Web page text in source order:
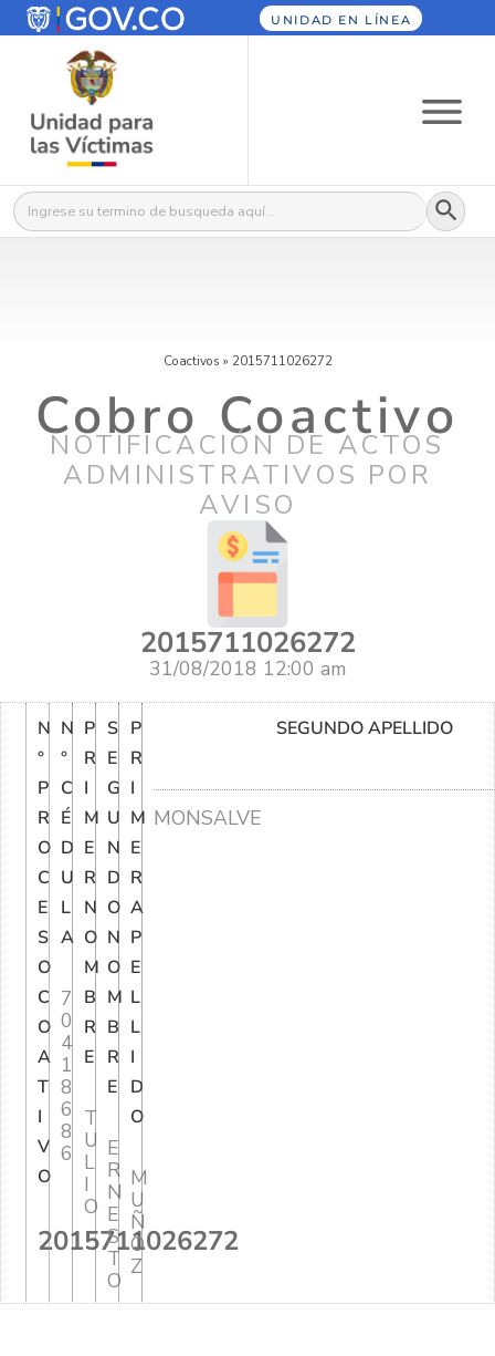
UNIDAD EN LÍNEA
Buscar: Botón
Coactivos » 2015711026272
Cobro Coactivo
NOTIFICACIÓN DE ACTOS
ADMINISTRATIVOS POR
AVISO
2015711026272
31/08/2018 12:00 am
N
°
P
R
O
C
E
S
O
C
O
A
T
I
V
O
2015711026272
N
°
C
É
D
U
L
A
7
0
4
1
8
6
8
6
P
R
I
M
E
R
N
O
M
B
R
E
T
U
L
I
O
S
E
G
U
N
D
O
N
O
M
B
R
E
E
R
N
E
S
T
O
P
R
I
M
E
R
A
P
E
L
L
I
D
O
M
U
Ñ
O
Z
SEGUNDO APELLIDO
MONSALVE